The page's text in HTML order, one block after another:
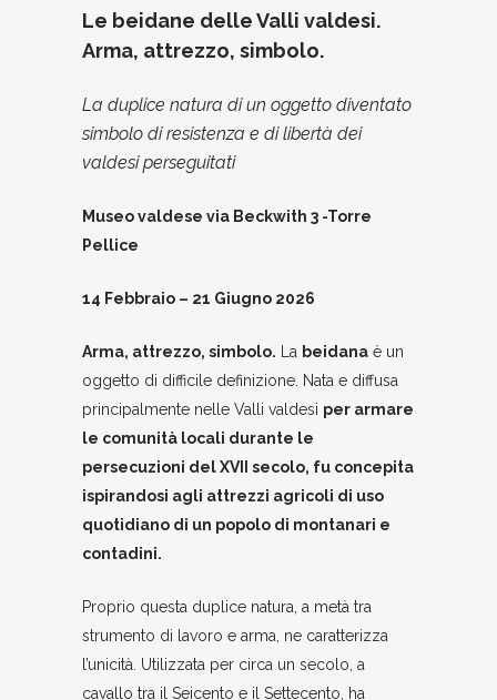
Le beidane delle Valli valdesi.
Arma, attrezzo, simbolo.
La duplice natura di un oggetto diventato
simbolo di resistenza e di libertà dei
valdesi perseguitati
Museo valdese via Beckwith 3 -Torre
Pellice
14 Febbraio – 21 Giugno 2026
Arma, attrezzo, simbolo. La beidana è un
oggetto di difficile definizione. Nata e diffusa
principalmente nelle Valli valdesi per armare
le comunità locali durante le
persecuzioni del XVII secolo, fu concepita
ispirandosi agli attrezzi agricoli di uso
quotidiano di un popolo di montanari e
contadini.
Proprio questa duplice natura, a metà tra
strumento di lavoro e arma, ne caratterizza
l’unicità. Utilizzata per circa un secolo, a
cavallo tra il Seicento e il Settecento, ha